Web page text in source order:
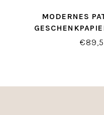
MODERNES